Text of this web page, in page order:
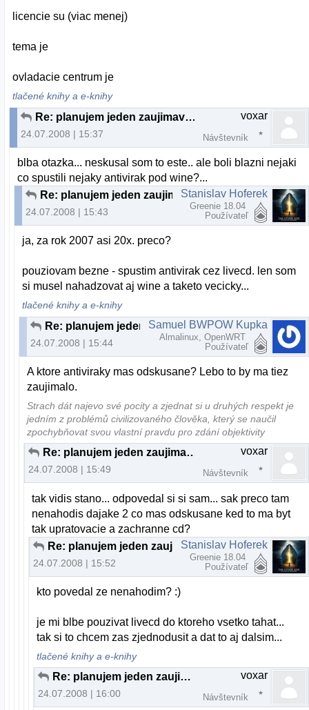
licencie su (viac menej)
tema je
ovladacie centrum je
tlačené knihy a e-knihy
Re: planujem jeden zaujimavy projekt...
24.07.2008 | 15:37
voxar
Návštevník
blba otazka... neskusal som to este.. ale boli blazni nejaki
co spustili nejaky antivirak pod wine?...
Re: planujem jeden zaujimavy projekt...
24.07.2008 | 15:43
Stanislav Hoferek
Greenie 18.04
Používateľ
ja, za rok 2007 asi 20x. preco?
pouziovam bezne - spustim antivirak cez livecd. len som
si musel nahadzovat aj wine a taketo vecicky...
tlačené knihy a e-knihy
Re: planujem jeden zaujimavy projekt...
24.07.2008 | 15:44
Samuel BWPOW Kupka
Almalinux, OpenWRT
Používateľ
A ktore antiviraky mas odskusane? Lebo to by ma tiez
zaujimalo.
Strach dát najevo své pocity a zjednat si u druhých respekt je
jedním z problémů civilizovaného člověka, který se naučil
zpochybňovat svou vlastní pravdu pro zdání objektivity
Re: planujem jeden zaujimavy projekt...
24.07.2008 | 15:49
voxar
Návštevník
tak vidis stano... odpovedal si si sam... sak preco tam
nenahodis dajake 2 co mas odskusane ked to ma byt
tak upratovacie a zachranne cd?
Re: planujem jeden zaujimavy projekt...
24.07.2008 | 15:52
Stanislav Hoferek
Greenie 18.04
Používateľ
kto povedal ze nenahodim? :)
je mi blbe pouzivat livecd do ktoreho vsetko tahat...
tak si to chcem zas zjednodusit a dat to aj dalsim...
tlačené knihy a e-knihy
Re: planujem jeden zaujimavy projekt...
24.07.2008 | 16:00
voxar
Návštevník